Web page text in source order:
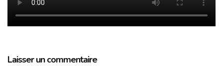
Laisser un commentaire